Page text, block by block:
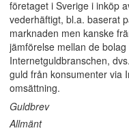
företaget i Sverige i inköp
vederhäftigt, bl.a. baserat
marknaden men kanske
jämförelse mellan de
Internetguldbranschen,
guld från konsumenter via
omsättning.
Guldbrev
Allmänt